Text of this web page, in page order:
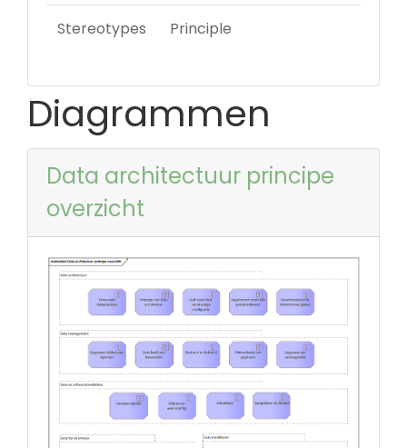
Stereotypes Principle
Diagrammen
Data architectuur principe
overzicht